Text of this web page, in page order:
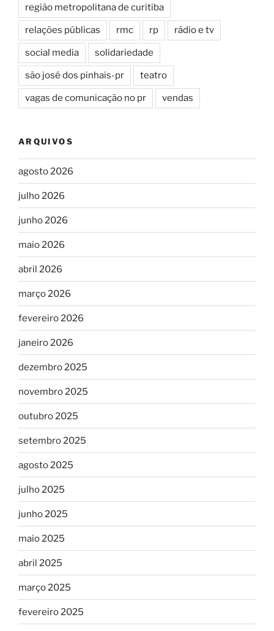
região metropolitana de curitiba
relações públicas rmc rp rádio e tv
social media solidariedade
são josé dos pinhais-pr teatro
vagas de comunicação no pr vendas
ARQUIVOS
agosto 2026
julho 2026
junho 2026
maio 2026
abril 2026
março 2026
fevereiro 2026
janeiro 2026
dezembro 2025
novembro 2025
outubro 2025
setembro 2025
agosto 2025
julho 2025
junho 2025
maio 2025
abril 2025
março 2025
fevereiro 2025